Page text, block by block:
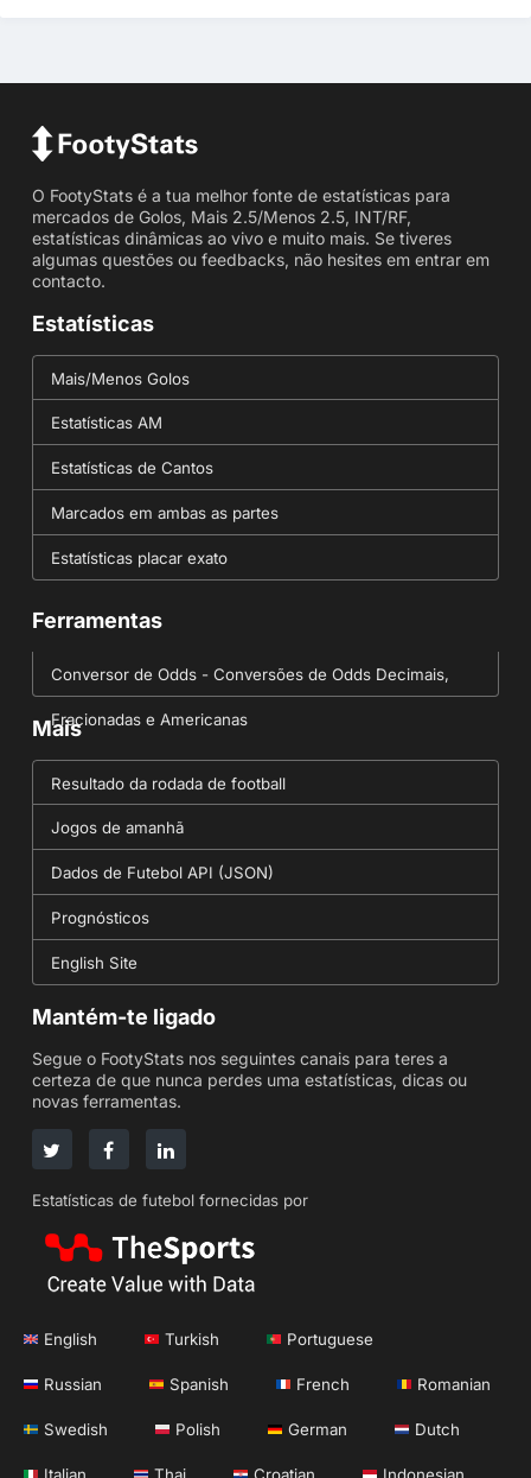
O FootyStats é a tua melhor fonte de estatísticas para
mercados de Golos, Mais 2.5/Menos 2.5, INT/RF,
estatísticas dinâmicas ao vivo e muito mais. Se tiveres
algumas questões ou feedbacks, não hesites em entrar em
contacto.
Estatísticas
Mais/Menos Golos
Estatísticas AM
Estatísticas de Cantos
Marcados em ambas as partes
Estatísticas placar exato
Ferramentas
Conversor de Odds - Conversões de Odds Decimais,
Fracionadas e Americanas
Mais
Resultado da rodada de football
Jogos de amanhã
Dados de Futebol API (JSON)
Prognósticos
English Site
Mantém-te ligado
Segue o FootyStats nos seguintes canais para teres a
certeza de que nunca perdes uma estatísticas, dicas ou
novas ferramentas.
Estatísticas de futebol fornecidas por
English Turkish Portuguese
Russian Spanish French Romanian
Swedish Polish German Dutch
Italian Thai Croatian Indonesian